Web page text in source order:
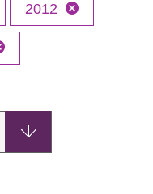
2012